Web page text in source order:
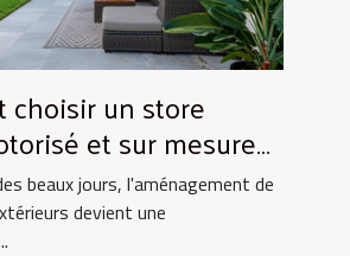
choisir un store
et sur mesure
maison
beaux jours, l'aménagement de
devient une